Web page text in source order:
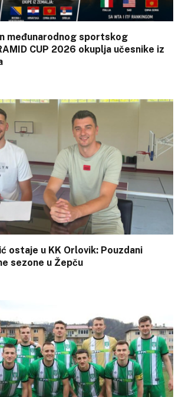
međunarodnog sportskog
CUP 2026 okuplja učesnike iz
ostaje u KK Orlovik: Pouzdani
sezone u Žepču